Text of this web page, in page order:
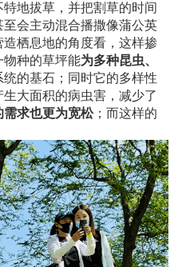
特地拔草，并把割草的时间
会主动混合播撒像蒲公英
栖息地的角度看，这样掺
物种的草坪能为多种昆虫、
统的基石；同时它的多样性
生大面积的病虫害，减少了
需求也更为宽松；而这样的